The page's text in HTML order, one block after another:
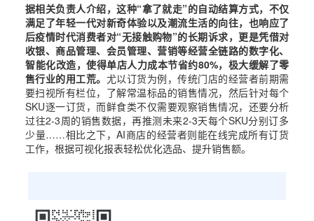
据相关负责人介绍，这种“拿了就走”的自动结算方式，不仅
满足了年轻一代对新奇体验以及潮流生活的向往，也响应了
后疫情时代消费者对“无接触购物”的长期诉求，更是凭借对
收银、商品管理、会员管理、营销等经营全链路的数字化、
智能化改造，使得单店人力成本节省约80%，极大缓解了零
售行业的用工荒。 尤以订货为例，传统门店的经营者前期需
要扫视所有栏位，了解常温标品的销售情况，然后针对每个
SKU逐一订货，而鲜食类不仅需要观察销售情况，还要分析
过往2-3周的销售数据，再推测未来2-3天每个SKU分别订多
少量……相比之下，AI商店的经营者则能在线完成所有订货
工作，根据可视化报表轻松优化选品、提升销售额。